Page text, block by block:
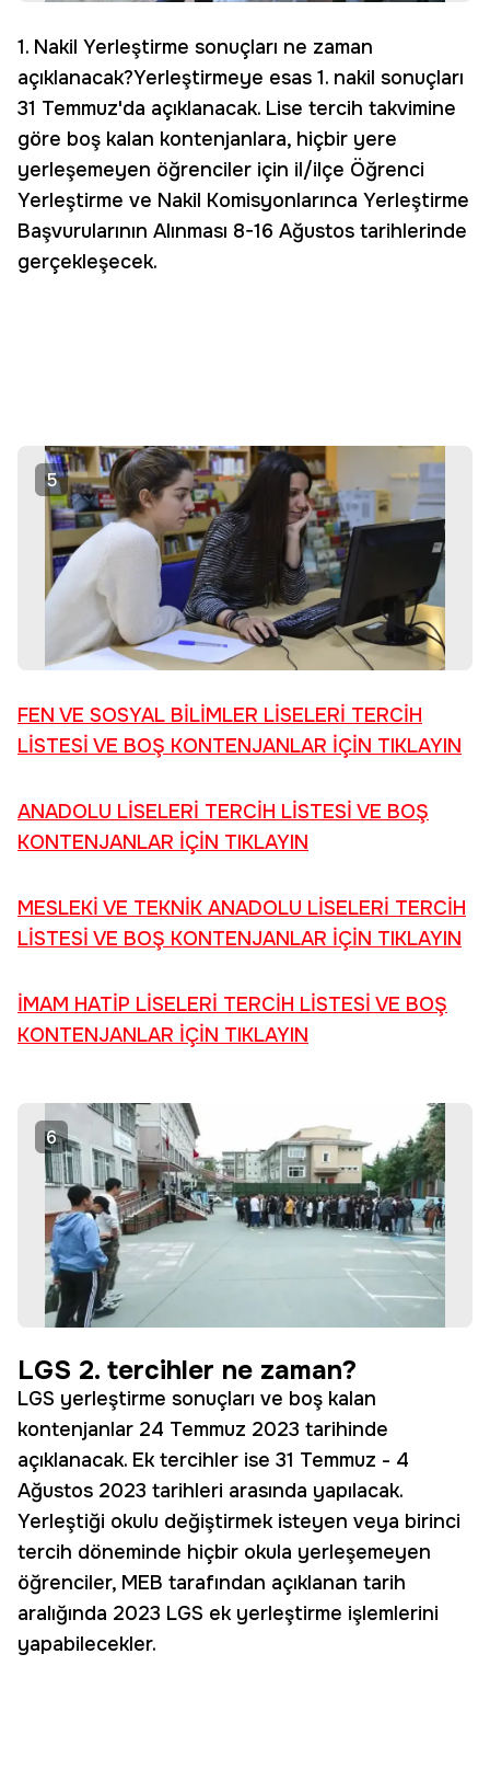
1. Nakil Yerleştirme sonuçları ne zaman
açıklanacak?Yerleştirmeye esas 1. nakil sonuçları
31 Temmuz'da açıklanacak. Lise tercih takvimine
göre boş kalan kontenjanlara, hiçbir yere
yerleşemeyen öğrenciler için il/ilçe Öğrenci
Yerleştirme ve Nakil Komisyonlarınca Yerleştirme
Başvurularının Alınması 8-16 Ağustos tarihlerinde
gerçekleşecek.
5
FEN VE SOSYAL BİLİMLER LİSELERİ TERCİH
LİSTESİ VE BOŞ KONTENJANLAR İÇİN TIKLAYIN
ANADOLU LİSELERİ TERCİH LİSTESİ VE BOŞ
KONTENJANLAR İÇİN TIKLAYIN
MESLEKİ VE TEKNİK ANADOLU LİSELERİ TERCİH
LİSTESİ VE BOŞ KONTENJANLAR İÇİN TIKLAYIN
İMAM HATİP LİSELERİ TERCİH LİSTESİ VE BOŞ
KONTENJANLAR İÇİN TIKLAYIN
6
LGS 2. tercihler ne zaman?
LGS yerleştirme sonuçları ve boş kalan
kontenjanlar 24 Temmuz 2023 tarihinde
açıklanacak. Ek tercihler ise 31 Temmuz - 4
Ağustos 2023 tarihleri arasında yapılacak.
Yerleştiği okulu değiştirmek isteyen veya birinci
tercih döneminde hiçbir okula yerleşemeyen
öğrenciler, MEB tarafından açıklanan tarih
aralığında 2023 LGS ek yerleştirme işlemlerini
yapabilecekler.